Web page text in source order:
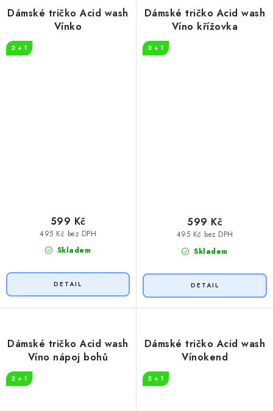
Dámské tričko Acid wash
Vínko
2 + 1
Skladem
495 Kč bez DPH
599 Kč
Dámské tričko Acid wash
Víno křížovka
2 + 1
Skladem
495 Kč bez DPH
599 Kč
Dámské tričko Acid wash
Víno nápoj bohů
2 + 1
Dámské tričko Acid wash
Vínokend
2 + 1